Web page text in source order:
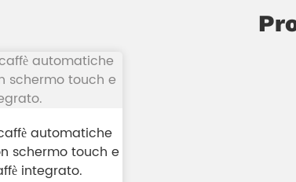
automatiche
schermo touch e
integrato.